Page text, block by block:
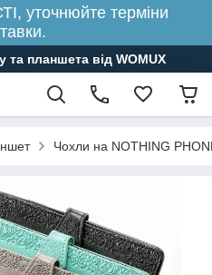
уточнюйте терміни
планшета від WOMUX
Чохли на NOTHING